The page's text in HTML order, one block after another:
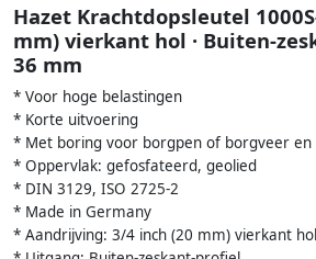
Hazet Krachtdopsleutel
mm) vierkant hol · Buiten-
36 mm
* Voor hoge belastingen
* Korte uitvoering
* Met boring voor borgpen of borgveer
* Oppervlak: gefosfateerd, geolied
* DIN 3129, ISO 2725-2
* Made in Germany
* Aandrijving: 3/4 inch (20 mm) vierkant hol